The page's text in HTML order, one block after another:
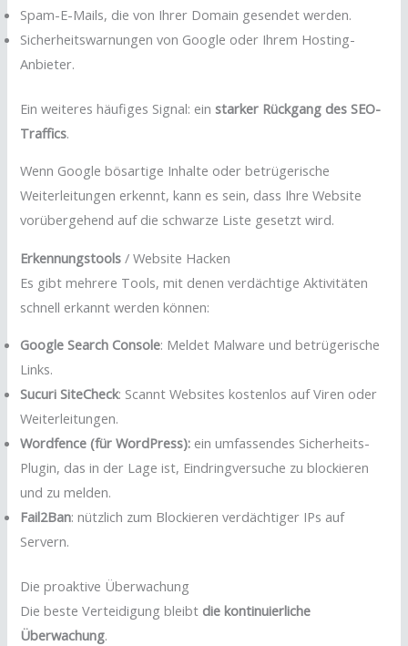
Spam-E-Mails, die von Ihrer Domain gesendet werden.
Sicherheitswarnungen von Google oder Ihrem Hosting-
Anbieter.
Ein weiteres häufiges Signal: einstarker Rückgang des SEO-
Traffics.
Wenn Google bösartige Inhalte oder betrügerische
Weiterleitungen erkennt, kann es sein, dass Ihre Website
vorübergehend auf die schwarze Liste gesetzt wird.
Erkennungstools / Website Hacken
Es gibt mehrere Tools, mit denen verdächtige Aktivitäten
schnell erkannt werden können:
Google Search Console: Meldet Malware und betrügerische
Links.
Sucuri SiteCheck: Scannt Websites kostenlos auf Viren oder
Weiterleitungen.
Wordfence (für WordPress): ein umfassendes Sicherheits-
Plugin, das in der Lage ist, Eindringversuche zu blockieren
und zu melden.
Fail2Ban: nützlich zum Blockieren verdächtiger IPs auf
Servern.
Die proaktive Überwachung
Die beste Verteidigung bleibt die kontinuierliche
Überwachung.